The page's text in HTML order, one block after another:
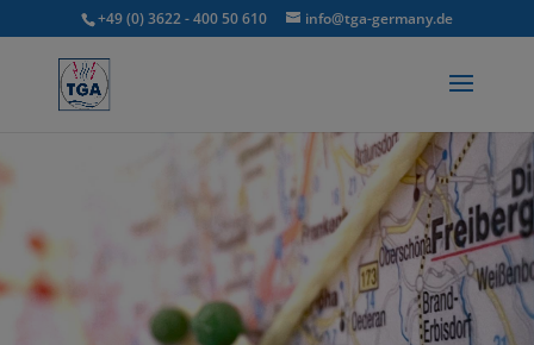
+49 (0) 3622 - 400 50 610 info@tga-germany.de